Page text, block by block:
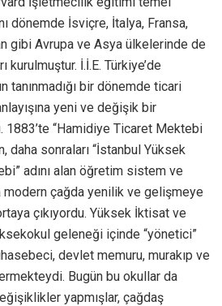
dönemde İsviçre, İtalya, Fransa,
gibi Avrupa ve Asya ülkelerinde de
İ.İ.E. Türkiye’de
tanınmadığı bir dönemde ticari
yeni ve değişik bir
1883’te “Hamidiye Ticaret Mektebi
daha sonraları “İstanbul Yüksek
adını alan öğretim sistem ve
modern çağda yenilik ve gelişmeye
çıkıyordu. Yüksek İktisat ve
geleneği içinde “yönetici”
devlet memuru, murakıp ve
Bugün bu okullar da
yapmışlar, çağdaş